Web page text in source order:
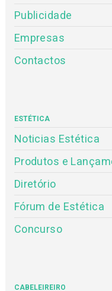
Publicidade
Empresas
Contactos
ESTÉTICA
Noticias Estética
Produtos e
Diretório
Fórum de Estética
Concurso
CABELEIREIRO